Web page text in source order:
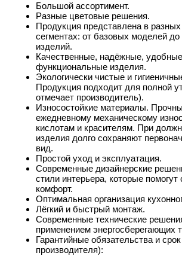
Большой ассортимент.
Разные цветовые решения.
Продукция представлена в
сегментах: от базовых моделей
изделий.
Качественные, надёжные,
функциональные изделия.
Экологически чистые и
Продукция подходит для полной
отмечает производитель).
Износостойкие материалы.
ежедневному механическому
кислотам и красителям. При
изделия долго сохраняют
вид.
Простой уход и эксплуатация.
Современные дизайнерские
стили интерьера, которые помогут
комфорт.
Оптимальная организация
Лёгкий и быстрый монтаж.
Современные технические
применением энергосберегающих
Гарантийные обязательства и
производителя):